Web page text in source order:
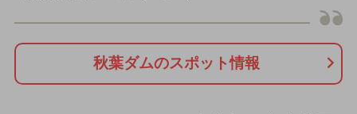
秋葉ダムのスポット情報